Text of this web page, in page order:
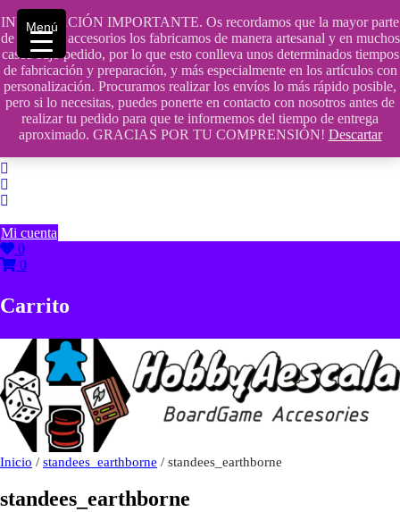
INFORMACIÓN IMPORTANTE. Os recordamos que la mayor parte
de nuestros accesorios los fabricamos de manera artesanal y en muchos
casos bajo pedido, por lo que esto conlleva unos determinados tiempos
de fabricación y preparación, y más especialmente en los artículos con
personalización. Procuramos realizar los envíos lo más rápido posible,
pero si lo necesitas, puedes ponerte en contacto con nosotros antes de
realizar tu pedido para que te informemos del tiempo de entrega
aproximado. GRACIAS POR TU COMPRENSIÓN! Descartar
Saltar
contenido
609241475 SOLO DE 10:00 a 14:00
info@hobbyaescala.com
San Fernando de Henares
10:00 - 14:00
Mi cuenta
0
0
Carrito
Inicio / standees_earthborne / standees_earthborne
standees_earthborne
Menú